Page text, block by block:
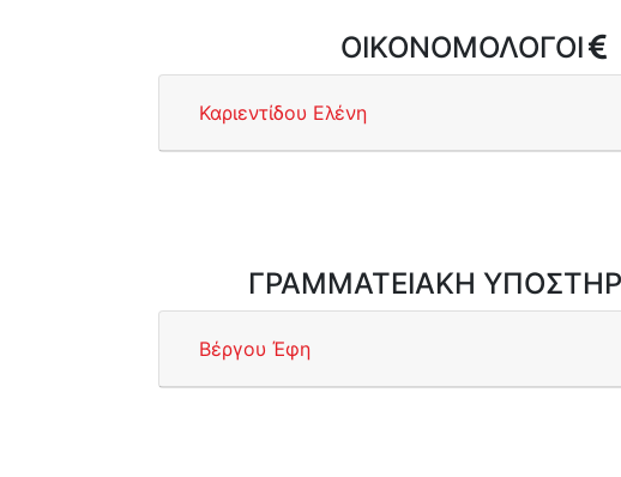
ΟΙΚΟΝΟΜΟΛΟΓΟΙ
Καριεντίδου Ελένη
ΓΡΑΜΜΑΤΕΙΑΚΗ
Βέργου Έφη